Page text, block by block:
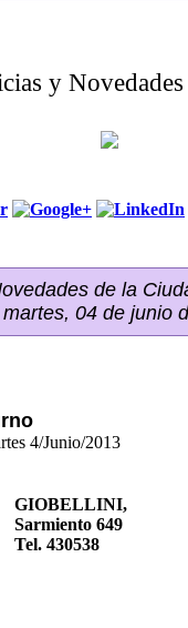
y
de la
04 de junio
4/Junio/2013
GIOBELLINI,
Sarmiento 649
Tel. 430538